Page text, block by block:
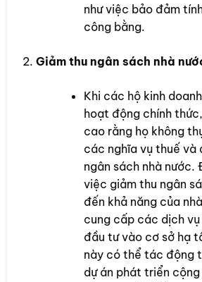
như việc bảo đảm
công bằng.
Giảm thu ngân sách nhà
Khi các hộ kinh
hoạt động chính
cao rằng họ không
các nghĩa vụ thuế và
ngân sách nhà nước.
việc giảm thu ngân
đến khả năng của
cung cấp các dịch
đầu tư vào cơ sở hạ
này có thể tác động
dự án phát triển